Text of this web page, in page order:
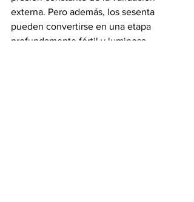
externa. Pero además, los sesenta
pueden convertirse en una etapa
profundamente fértil y luminosa.